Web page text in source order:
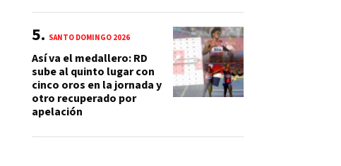
SANTO DOMINGO 2026
Así va el medallero: RD
sube al quinto lugar con
cinco oros en la jornada y
otro recuperado por
apelación